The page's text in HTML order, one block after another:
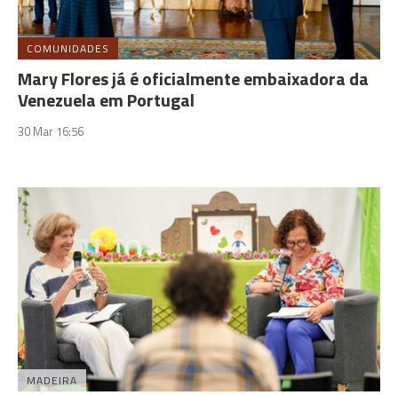
COMUNIDADES
Mary Flores já é oficialmente embaixadora da
Venezuela em Portugal
30 Mar 16:56
MADEIRA